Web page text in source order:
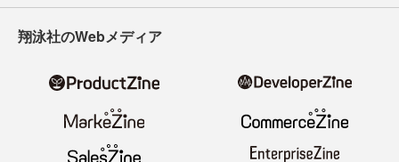
翔泳社のWebメディア